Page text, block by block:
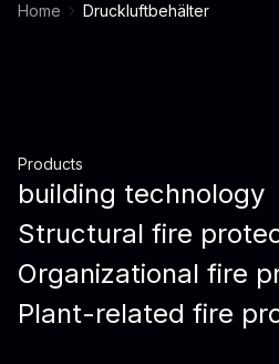
Home Druckluftbehälter
Products
building technology
Structural fire
Organizational fire
Plant-related fire